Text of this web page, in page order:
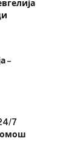
–
7